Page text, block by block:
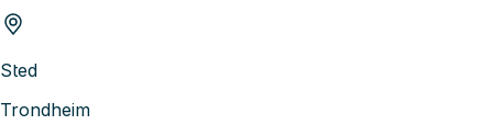
Sted
Trondheim